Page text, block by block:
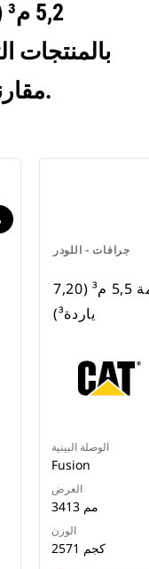
مقارنتها بشكل متكرر.
جرافات - اللودر
‏‫جرافة الأغراض العامة 5,5 م³ (7,20
ياردة³)
الوصلة البينية
Fusion
العرض
3413 مم
الوزن
2571 كجم